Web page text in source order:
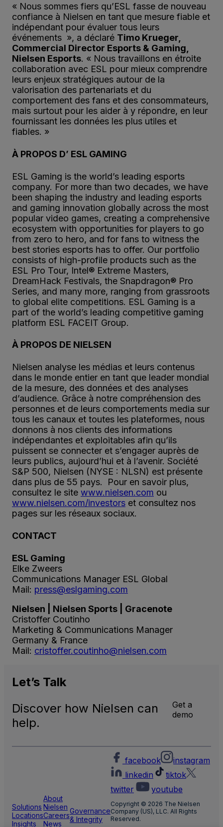
« Nous sommes fiers qu’ESL fasse de nouveau
confiance à Nielsen en tant que mesure fiable et
indépendant pour évaluer tous leurs
événements », a déclaré Timo Krueger,
Commercial Director Esports & Gaming,
Nielsen Esports. « Nous travaillons en étroite
collaboration avec ESL pour mieux comprendre
leurs enjeux stratégiques autour de la
valorisation des partenariats et du
comportement des fans et des consommateurs,
mais surtout pour les aider à y répondre, en leur
fournissant les données les plus utiles et
fiables. »
À PROPOS D’ ESL GAMING
ESL Gaming is the world’s leading esports
company. For more than two decades, we have
been shaping the industry and leading esports
and gaming innovation globally across the most
popular video games, creating a comprehensive
ecosystem with opportunities for players to go
from zero to hero, and for fans to witness the
best stories esports has to offer. Our portfolio
consists of high-profile products such as the
ESL Pro Tour, Intel® Extreme Masters,
DreamHack Festivals, the Snapdragon® Pro
Series, and many more, ranging from grassroots
to global elite competitions. ESL Gaming is a
part of the world’s leading competitive gaming
platform ESL FACEIT Group.
À PROPOS DE NIELSEN
Nielsen analyse les médias et leurs contenus
dans le monde entier en tant que leader mondial
de la mesure, des données et des analyses
d’audience. Grâce à notre compréhension des
personnes et de leurs comportements media sur
tous les canaux et toutes les plateformes, nous
donnons à nos clients des informations
indépendantes et exploitables afin qu’ils
puissent se connecter et s’engager auprès de
leurs publics, aujourd’hui et à l’avenir. Société
S&P 500, Nielsen (NYSE : NLSN) est présente
dans plus de 55 pays. Pour en savoir plus,
consultez le site www.nielsen.com ou
www.nielsen.com/investors et consultez nos
pages sur les réseaux sociaux.
CONTACT
ESL Gaming
Elke Zweers
Communications Manager ESL Global
Mail: press@eslgaming.com
Nielsen | Nielsen Sports | Gracenote
Cristoffer Coutinho
Marketing & Communications Manager
Germany & France
Mail: cristoffer.coutinho@nielsen.com
Let’s Talk
Discover how Nielsen can
help.
Get a
demo
Solutions
Locations
Insights
About
Nielsen
Careers
News
Governance
& Integrity
facebook
instagram
linkedin
tiktok
twitter
youtube
Copyright © 2026 The Nielsen
Company (US), LLC. All Rights
Reserved.